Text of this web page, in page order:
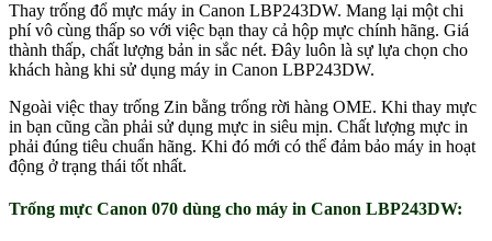
Thay trống đổ mực máy in Canon LBP243DW. Mang lại một chi
phí vô cùng thấp so với việc bạn thay cả hộp mực chính hãng. Giá
thành thấp, chất lượng bản in sắc nét. Đây luôn là sự lựa chọn cho
khách hàng khi sử dụng máy in Canon LBP243DW.
Ngoài việc thay trống Zin bằng trống rời hàng OME. Khi thay mực
in bạn cũng cần phải sử dụng mực in siêu mịn. Chất lượng mực in
phải đúng tiêu chuẩn hãng. Khi đó mới có thể đảm bảo máy in hoạt
động ở trạng thái tốt nhất.
Trống mực Canon 070 dùng cho máy in Canon LBP243DW: